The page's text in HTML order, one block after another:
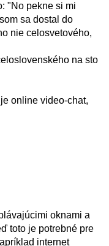
"No pekne si mi
sa dostal do
nie celosvetového,
na sto
online video-chat,
oknami a
toto je potrebné pre
internet